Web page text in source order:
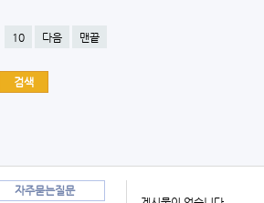
10 다음 맨끝
자주묻는질문